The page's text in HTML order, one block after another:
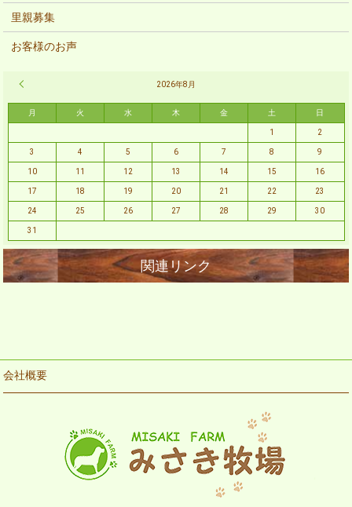
里親募集
お客様のお声
2026年8月
月 火 水 木 金 土 日
1 2
3 4 5 6 7 8 9
10 11 12 13 14 15 16
17 18 19 20 21 22 23
24 25 26 27 28 29 30
31
会社概要